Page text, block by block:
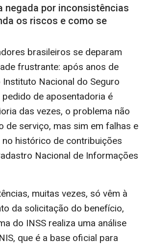
negada por inconsistências
os riscos e como se
brasileiros se deparam
frustrante: após anos de
Nacional do Seguro
pedido de aposentadoria é
das vezes, o problema não
de serviço, mas sim em falhas e
histórico de contribuições
Nacional de Informações
muitas vezes, só vêm à
da solicitação do benefício,
do INSS realiza uma análise
que é a base oficial para